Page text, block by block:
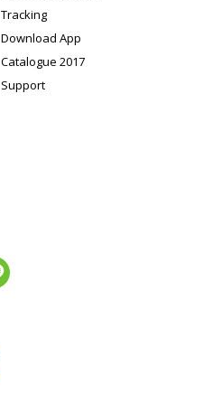
Tracking
Download App
Catalogue 2017
Support